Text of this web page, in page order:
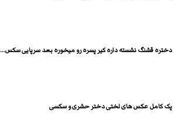
دختره قشنگ نشسته داره کیر پسره رو میخوره بعد سرپایی سکس...
پک کامل عکس های لختی دختر حشری و سکسی